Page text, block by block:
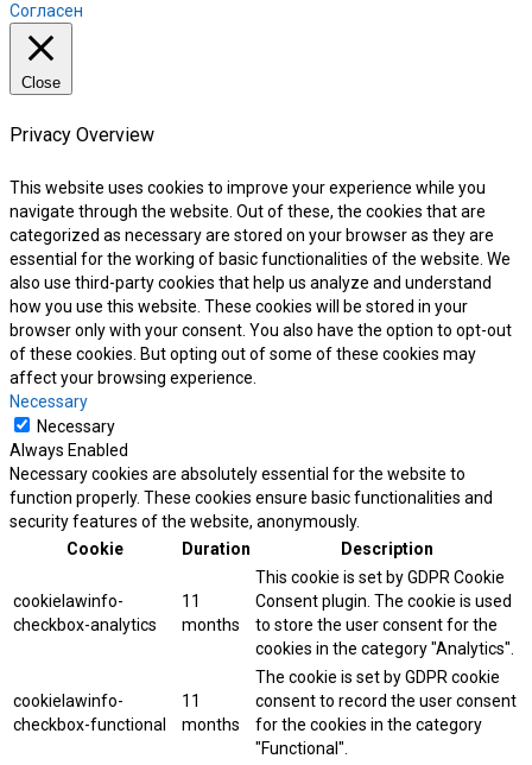
Согласен
Close
Privacy Overview
This website uses cookies to improve your experience while you
navigate through the website. Out of these, the cookies that are
categorized as necessary are stored on your browser as they are
essential for the working of basic functionalities of the website. We
also use third-party cookies that help us analyze and understand
how you use this website. These cookies will be stored in your
browser only with your consent. You also have the option to opt-out
of these cookies. But opting out of some of these cookies may
affect your browsing experience.
Necessary
Necessary
Always Enabled
Necessary cookies are absolutely essential for the website to
function properly. These cookies ensure basic functionalities and
security features of the website, anonymously.
Cookie
Duration Description
cookielawinfo-
checkbox-analytics
11
months
This cookie is set by GDPR Cookie
Consent plugin. The cookie is used
to store the user consent for the
cookies in the category "Analytics".
cookielawinfo-
checkbox-functional
11
months
The cookie is set by GDPR cookie
consent to record the user consent
for the cookies in the category
"Functional".